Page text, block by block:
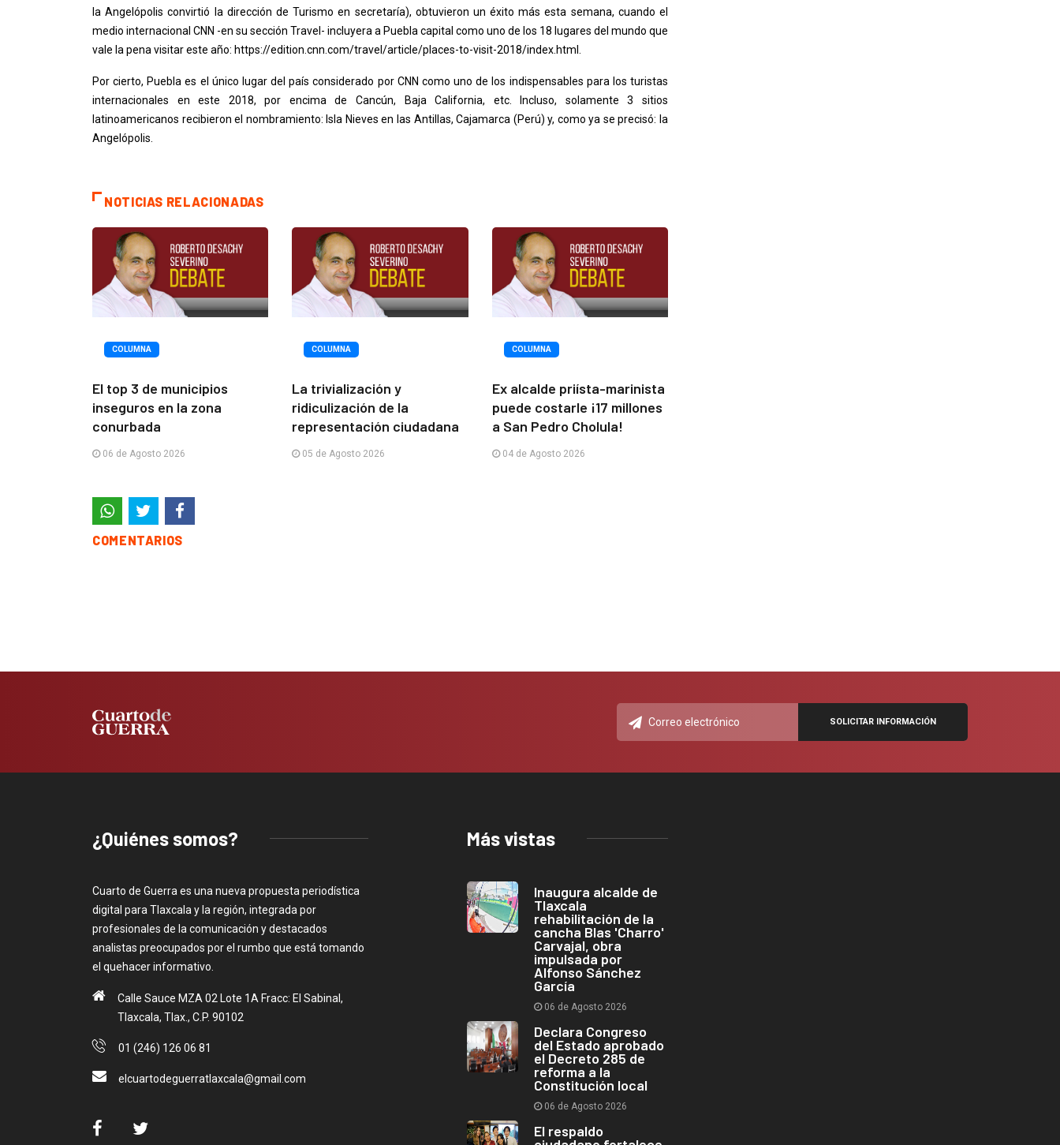
la Angelópolis convirtió la dirección de Turismo en secretaría), obtuvieron un éxito más esta semana, cuando el
medio internacional CNN -en su sección Travel- incluyera a Puebla capital como uno de los 18 lugares del mundo que
vale la pena visitar este año: https://edition.cnn.com/travel/article/places-to-visit-2018/index.html.
Por cierto, Puebla es el único lugar del país considerado por CNN como uno de los indispensables para los turistas
internacionales en este 2018, por encima de Cancún, Baja California, etc. Incluso, solamente 3 sitios
latinoamericanos recibieron el nombramiento: Isla Nieves en las Antillas, Cajamarca (Perú) y, como ya se precisó: la
Angelópolis.
NOTICIAS RELACIONADAS
COLUMNA
El top 3 de municipios
inseguros en la zona
conurbada
06 de Agosto 2026
COLUMNA
La trivialización y
ridiculización de la
representación ciudadana
05 de Agosto 2026
COLUMNA
Ex alcalde priísta-marinista
puede costarle ¡17 millones
a San Pedro Cholula!
04 de Agosto 2026
COMENTARIOS
¿Quiénes somos?
Cuarto de Guerra es una nueva propuesta periodística
digital para Tlaxcala y la región, integrada por
profesionales de la comunicación y destacados
analistas preocupados por el rumbo que está tomando
el quehacer informativo.
Calle Sauce MZA 02 Lote 1A Fracc: El Sabinal,
Tlaxcala, Tlax., C.P. 90102
01 (246) 126 06 81
elcuartodeguerratlaxcala@gmail.com
Más vistas
Inaugura alcalde de
Tlaxcala
rehabilitación de la
cancha Blas 'Charro'
Carvajal, obra
impulsada por
Alfonso Sánchez
García
06 de Agosto 2026
Declara Congreso
del Estado aprobado
el Decreto 285 de
reforma a la
Constitución local
06 de Agosto 2026
El respaldo